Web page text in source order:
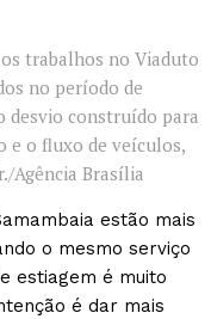
trabalhos no Viaduto
no período de
desvio construído para
e o fluxo de veículos,
Agência Brasília
estão mais
o mesmo serviço
estiagem é muito
é dar mais